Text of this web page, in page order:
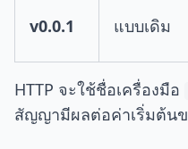
v0.0.1 แบบเดิม
HTTP จะใช้ชื่อเครื่องมือ
สัญญามีผลต่อค่าเริ่มต้น